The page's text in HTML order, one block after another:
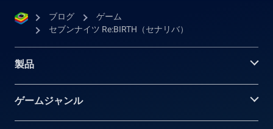
ブログ
ゲーム
セブンナイツ Re:BIRTH（セナリバ）
製品
ゲームジャンル